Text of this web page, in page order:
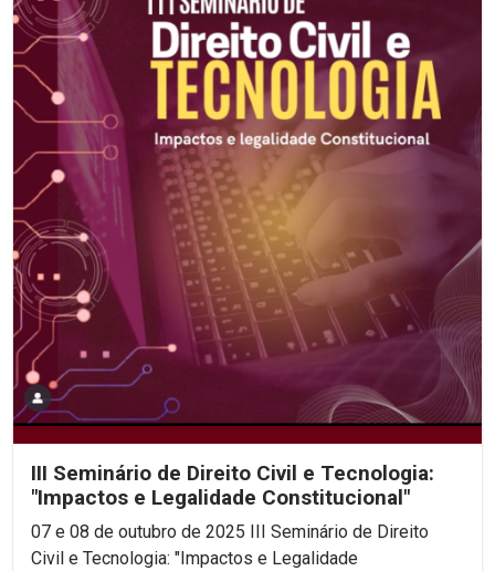
III Seminário de Direito Civil e Tecnologia:
"Impactos e Legalidade Constitucional"
07 e 08 de outubro de 2025 III Seminário de Direito
Civil e Tecnologia: "Impactos e Legalidade